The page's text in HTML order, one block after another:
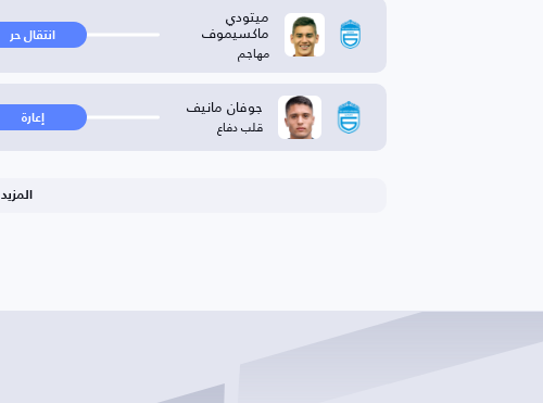
ميتودي
ماكسيموف
مهاجم
انتقال حر
جوفان مانيف
قلب دفاع إعارة
المزيد